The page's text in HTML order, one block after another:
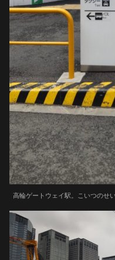
高輪ゲートウェイ駅。こいつのせ